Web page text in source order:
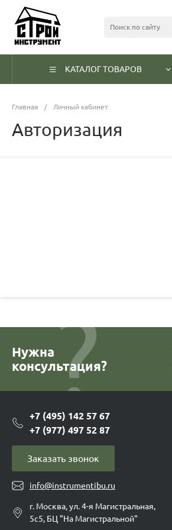
КАТАЛОГ ТОВАРОВ
Главная / Личный кабинет
Авторизация
Нужна
консультация?
+7 (495) 142 57 67
+7 (977) 497 52 87
Заказать звонок
info@instrumentibu.ru
г. Москва, ул. 4-я Магистральная,
5с5, БЦ "На Магистральной"